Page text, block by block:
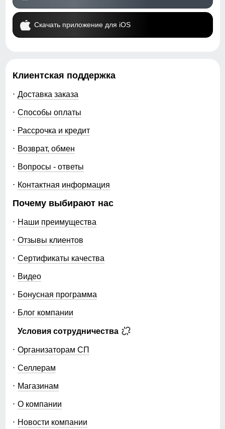
Скачать приложение для iOS
Клиентская поддержка
Доставка заказа
Способы оплаты
Рассрочка и кредит
Возврат, обмен
Вопросы - ответы
Контактная информация
Почему выбирают нас
Наши преимущества
Отзывы клиентов
Сертификаты качества
Видео
Бонусная программа
Блог компании
Условия сотрудничества
Организаторам СП
Селлерам
Магазинам
О компании
Новости компании